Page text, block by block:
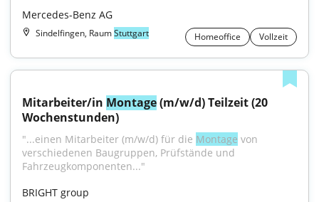
Mercedes-Benz AG
Sindelfingen, RaumStuttgart Homeoffice Vollzeit
Mitarbeiter/in Montage (m/w/d) Teilzeit (20
Wochenstunden)
"...einen Mitarbeiter (m/w/d) für die Montage von
verschiedenen Baugruppen, Prüfstände und
Fahrzeugkomponenten..."
BRIGHT group